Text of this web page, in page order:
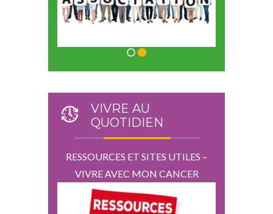
VIVRE AU
QUOTIDIEN
RESSOURCES ET SITES UTILES –
VIVRE AVEC MON CANCER